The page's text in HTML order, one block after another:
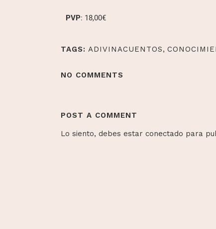
PVP: 18,00€
TAGS: ADIVINACUENTOS,
NO COMMENTS
POST A COMMENT
Lo siento, debes estar conectado para